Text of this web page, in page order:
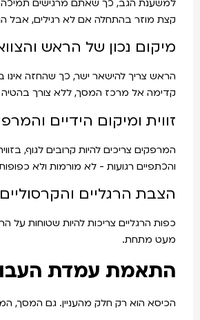
למשענת הגב, כך שאתם מרגישים תמיכה
קצת מוזר בהתחלה אם לא רגילים, אבל
מיקום נכון של הראש
הראש צריך להישאר ישר, כך שהחזה
קדימה אל מרכז המסך, ללא צורך בהטיה
זווית ומיקום הידיים
והכתפיים רגועות - לא מורמות ולא
הצבת הרגליים והקרסוליים
כפות הרגליים צריכות להיות שטוחות על
מעט מתחת.
התאמת עמדת
הכיסא הוא רק חלק מהעניין. גם המסך,